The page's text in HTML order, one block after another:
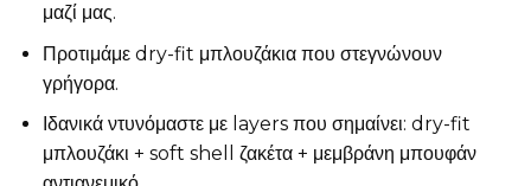
μαζί μας.
Προτιμάμε dry-fit μπλουζάκια που στεγνώνουν
γρήγορα.
Ιδανικά ντυνόμαστε με layers που σημαίνει: dry-fit
μπλουζάκι + soft shell ζακέτα + μεμβράνη μπουφάν